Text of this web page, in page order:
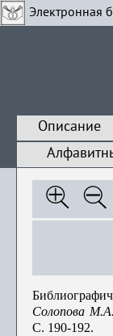
Электронная
Описание
Солопова М.А.
С. 190-192.